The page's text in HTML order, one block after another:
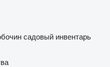
садовый инвентарь